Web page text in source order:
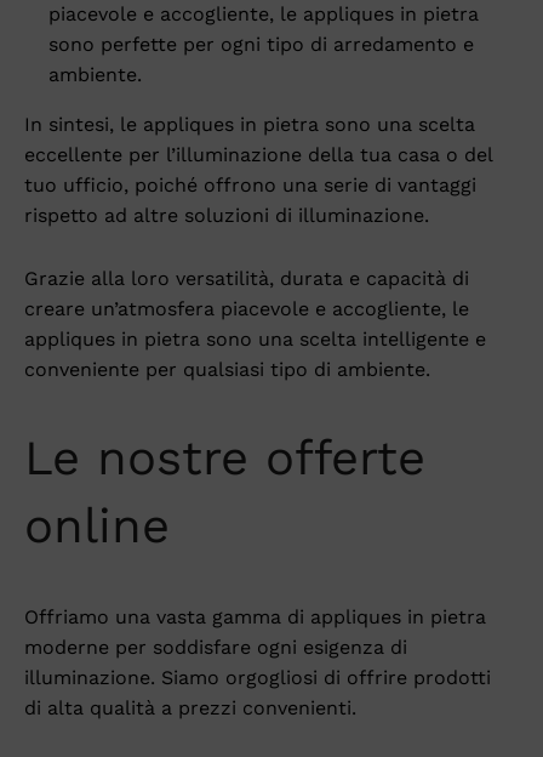
piacevole e accogliente, le appliques in pietra
sono perfette per ogni tipo di arredamento e
ambiente.
In sintesi, le appliques in pietra sono una scelta
eccellente per l’illuminazione della tua casa o del
tuo ufficio, poiché offrono una serie di vantaggi
rispetto ad altre soluzioni di illuminazione.
Grazie alla loro versatilità, durata e capacità di
creare un’atmosfera piacevole e accogliente, le
appliques in pietra sono una scelta intelligente e
conveniente per qualsiasi tipo di ambiente.
Le nostre offerte
online
Offriamo una vasta gamma di appliques in pietra
moderne per soddisfare ogni esigenza di
illuminazione. Siamo orgogliosi di offrire prodotti
di alta qualità a prezzi convenienti.